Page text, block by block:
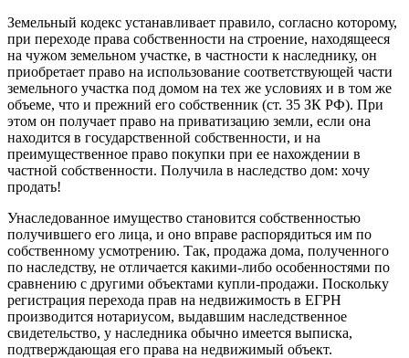
Земельный кодекс устанавливает правило, согласно которому,
при переходе права собственности на строение, находящееся
на чужом земельном участке, в частности к наследнику, он
приобретает право на использование соответствующей части
земельного участка под домом на тех же условиях и в том же
объеме, что и прежний его собственник (ст. 35 ЗК РФ). При
этом он получает право на приватизацию земли, если она
находится в государственной собственности, и на
преимущественное право покупки при ее нахождении в
частной собственности. Получила в наследство дом: хочу
продать!
Унаследованное имущество становится собственностью
получившего его лица, и оно вправе распорядиться им по
собственному усмотрению. Так, продажа дома, полученного
по наследству, не отличается какими-либо особенностями по
сравнению с другими объектами купли-продажи. Поскольку
регистрация перехода прав на недвижимость в ЕГРН
производится нотариусом, выдавшим наследственное
свидетельство, у наследника обычно имеется выписка,
подтверждающая его права на недвижимый объект.